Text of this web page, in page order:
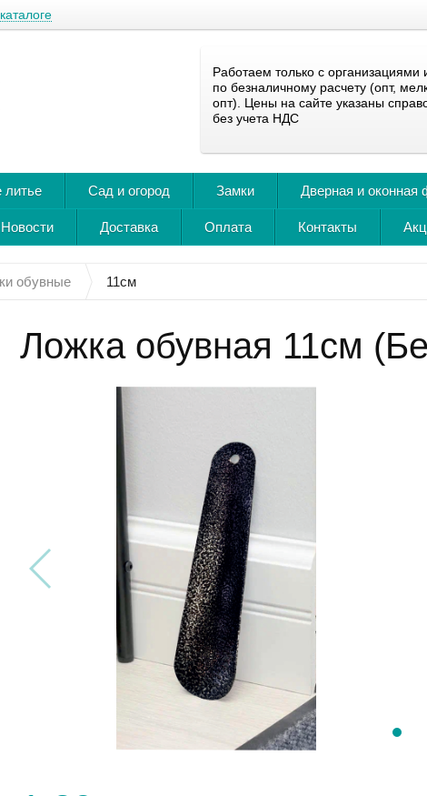
Работаем только с организациями
по безналичному расчету (опт,
опт). Цены на сайте указаны
без учета НДС
литье Сад и огород Замки Дверная и оконная
Новости Доставка Оплата Контакты
обувные 11см
Ложка обувная 11см